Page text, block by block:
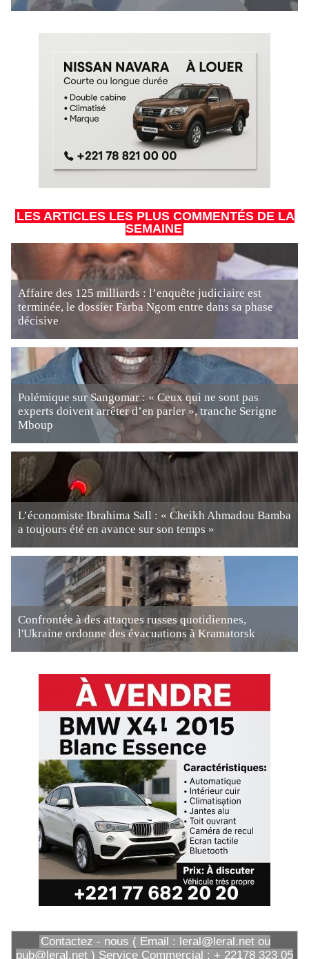
LES ARTICLES LES PLUS COMMENTÉS DE LA
SEMAINE
Affaire des 125 milliards : l’enquête judiciaire est
terminée, le dossier Farba Ngom entre dans sa phase
décisive
Polémique sur Sangomar : « Ceux qui ne sont pas
experts doivent arrêter d’en parler », tranche Serigne
Mboup
L’économiste Ibrahima Sall : « Cheikh Ahmadou Bamba
a toujours été en avance sur son temps »
Confrontée à des attaques russes quotidiennes,
l'Ukraine ordonne des évacuations à Kramatorsk
Contactez - nous ( Email : leral@leral.net ou
pub@leral.net ) Service Commercial : + 22178 323 05